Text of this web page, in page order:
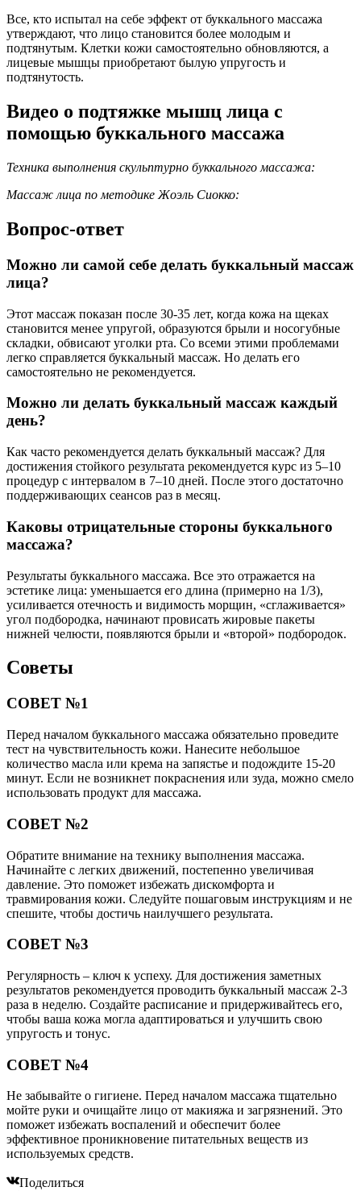
Все, кто испытал на себе эффект от буккального массажа
утверждают, что лицо становится более молодым и
подтянутым. Клетки кожи самостоятельно обновляются, а
лицевые мышцы приобретают былую упругость и
подтянутость.
Видео о подтяжке мышц лица с
помощью буккального массажа
Техника выполнения скульптурно буккального массажа:
Массаж лица по методике Жоэль Сиокко:
Вопрос-ответ
Можно ли самой себе делать буккальный массаж
лица?
Этот массаж показан после 30-35 лет, когда кожа на щеках
становится менее упругой, образуются брыли и носогубные
складки, обвисают уголки рта. Со всеми этими проблемами
легко справляется буккальный массаж. Но делать его
самостоятельно не рекомендуется.
Можно ли делать буккальный массаж каждый
день?
Как часто рекомендуется делать буккальный массаж? Для
достижения стойкого результата рекомендуется курс из 5–10
процедур с интервалом в 7–10 дней. После этого достаточно
поддерживающих сеансов раз в месяц.
Каковы отрицательные стороны буккального
массажа?
Результаты буккального массажа. Все это отражается на
эстетике лица: уменьшается его длина (примерно на 1/3),
усиливается отечность и видимость морщин, «сглаживается»
угол подбородка, начинают провисать жировые пакеты
нижней челюсти, появляются брыли и «второй» подбородок.
Советы
СОВЕТ №1
Перед началом буккального массажа обязательно проведите
тест на чувствительность кожи. Нанесите небольшое
количество масла или крема на запястье и подождите 15-20
минут. Если не возникнет покраснения или зуда, можно смело
использовать продукт для массажа.
СОВЕТ №2
Обратите внимание на технику выполнения массажа.
Начинайте с легких движений, постепенно увеличивая
давление. Это поможет избежать дискомфорта и
травмирования кожи. Следуйте пошаговым инструкциям и не
спешите, чтобы достичь наилучшего результата.
СОВЕТ №3
Регулярность – ключ к успеху. Для достижения заметных
результатов рекомендуется проводить буккальный массаж 2-3
раза в неделю. Создайте расписание и придерживайтесь его,
чтобы ваша кожа могла адаптироваться и улучшить свою
упругость и тонус.
СОВЕТ №4
Не забывайте о гигиене. Перед началом массажа тщательно
мойте руки и очищайте лицо от макияжа и загрязнений. Это
поможет избежать воспалений и обеспечит более
эффективное проникновение питательных веществ из
используемых средств.
Поделиться